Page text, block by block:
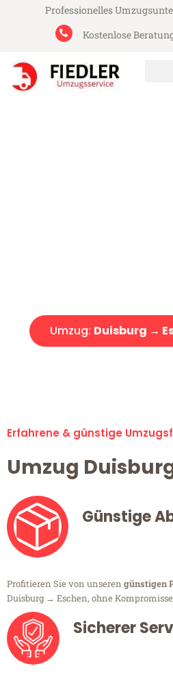
Professionelles
Kostenlose
Umzug: Duisburg →
Erfahrene & günstige
Umzug
Günstige
Profitieren Sie von unseren günstigen
Duisburg → Eschen, ohne
Sicherer